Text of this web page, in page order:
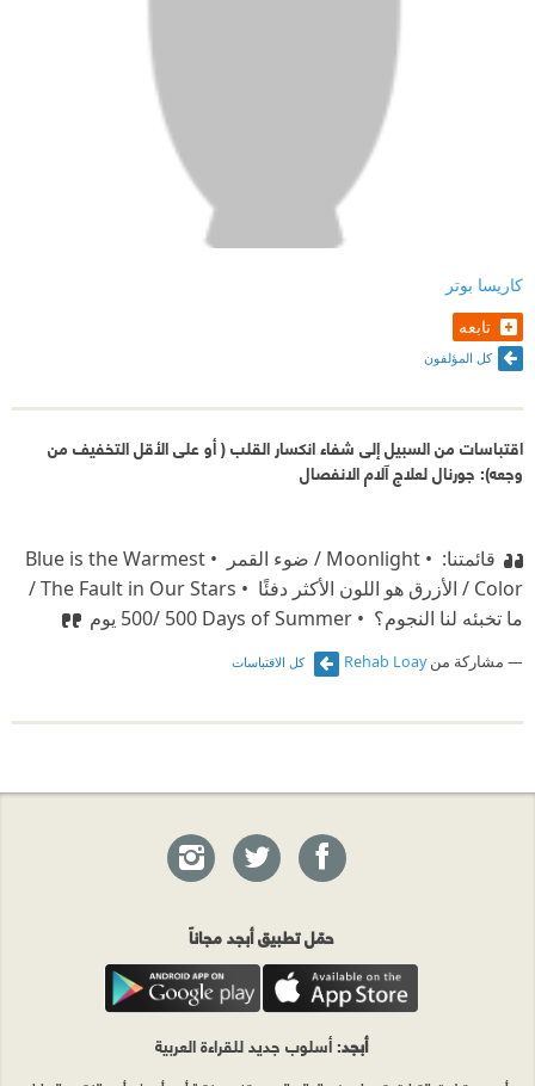
كاريسا بوتر
تابعه
كل المؤلفون
اقتباسات من السبيل إلى شفاء انكسار القلب ( أو على الأقل التخفيف من
وجعه): جورنال لعلاج آلام الانفصال
قائمتنا: ‫ • Moonlight / ضوء القمر ‫ • Blue is the Warmest
Color / الأزرق هو اللون الأكثر دفئًا ‫ • The Fault in Our Stars /
ما تخبئه لنا النجوم؟ ‫ • ⁠‎500 Days of Summer‎‏ /500 يوم
مشاركة منRehab Loay كل الاقتباسات
حمّل تطبيق أبجد مجاناً
أبجد: أسلوب جديد للقراءة العربية